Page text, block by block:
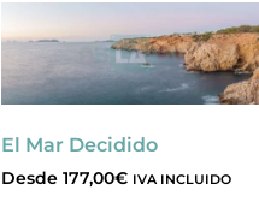
El Mar Decidido
Desde 177,00€ IVA INCLUIDO